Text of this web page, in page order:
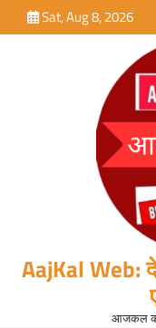
to
Sat, Aug 8, 2026
AajKal Web:
आजकल की